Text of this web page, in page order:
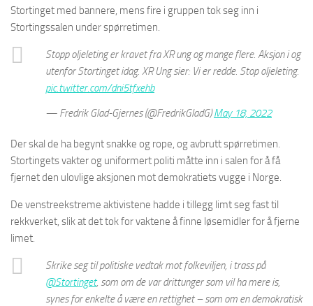
Stortinget med bannere, mens fire i gruppen tok seg inn i
Stortingssalen under spørretimen.
Stopp oljeleting er kravet fra XR ung og mange flere. Aksjon i og
utenfor Stortinget idag. XR Ung sier: Vi er redde. Stop oljeleting.
pic.twitter.com/dni5tfxehb
— Fredrik Glad-Gjernes (@FredrikGladG)May 18, 2022
Der skal de ha begynt snakke og rope, og avbrutt spørretimen.
Stortingets vakter og uniformert politi måtte inn i salen for å få
fjernet den ulovlige aksjonen mot demokratiets vugge i Norge.
De venstreekstreme aktivistene hadde i tillegg limt seg fast til
rekkverket, slik at det tok for vaktene å finne løsemidler for å fjerne
limet.
Skrike seg til politiske vedtak mot folkeviljen, i trass på
@Stortinget, som om de var drittunger som vil ha mere is,
synes for enkelte å være en rettighet – som om en demokratisk